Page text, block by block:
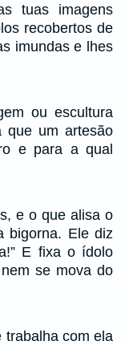
tuas imagens
recobertos de
imundas e lhes
ou escultura
que um artesão
e para a qual
e o que alisa o
bigorna. Ele diz
E fixa o ídolo
se mova do
trabalha com ela